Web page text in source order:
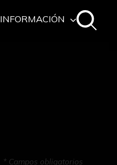
INFORMACIÓN
* Campos obligatorios